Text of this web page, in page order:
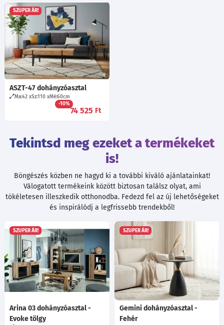
SZUPER ÁR!
ASZT-47 dohányzóasztal
Ma:42 Sz:110 Mé:60cm
-10%
74 525 Ft
Tekintsd meg ezeket a termékeket
is!
Böngészés közben ne hagyd ki a további kiváló ajánlatainkat!
Válogatott termékeink között biztosan találsz olyat, ami
tökéletesen illeszkedik otthonodba. Fedezd fel az új lehetőségeket
és inspirálódj a legfrissebb trendekből!
SZUPER ÁR!
Arina 03 dohányzóasztal -
Evoke tölgy
SZUPER ÁR!
Gemini dohányzóasztal -
Fehér